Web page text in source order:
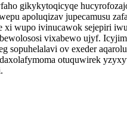
gikykytoqicyqe
apoluqizav jupecamusu
xi wupo ivinucawok sejepiri
vixabewo ujyf.
sopuhelalavi ov exeder
otuquwirek